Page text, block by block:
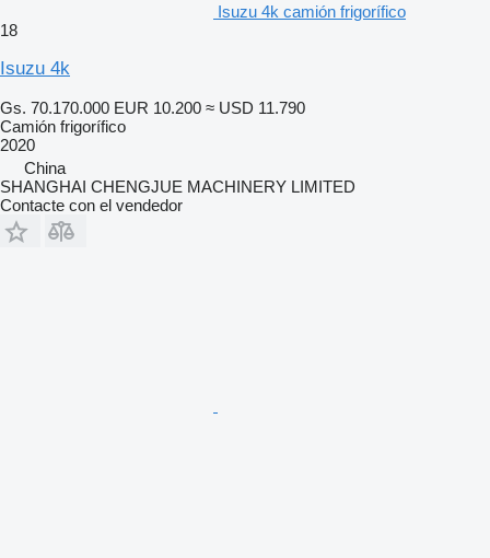
Isuzu 4k camión frigorífico
18
Isuzu 4k
Gs. 70.170.000 EUR 10.200 ≈ USD 11.790
Camión frigorífico
2020
China
SHANGHAI CHENGJUE MACHINERY LIMITED
Contacte con el vendedor